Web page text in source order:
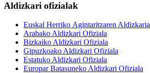
Aldizkari ofizialak
Euskal Herriko Agintaritzaren Aldizkaria
Arabako Aldizkari Ofiziala
Bizkaiko Aldizkari Ofiziala
Gipuzkoako Aldizkari Ofiziala
Estatuko Aldizkari Ofiziala
Europar Batasuneko Aldizkari Ofiziala